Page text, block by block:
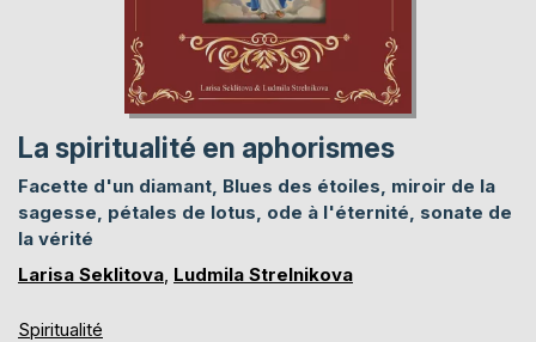
La spiritualité en aphorismes
Facette d'un diamant, Blues des étoiles, miroir de la
sagesse, pétales de lotus, ode à l'éternité, sonate de
la vérité
Larisa Seklitova, Ludmila Strelnikova
Spiritualité